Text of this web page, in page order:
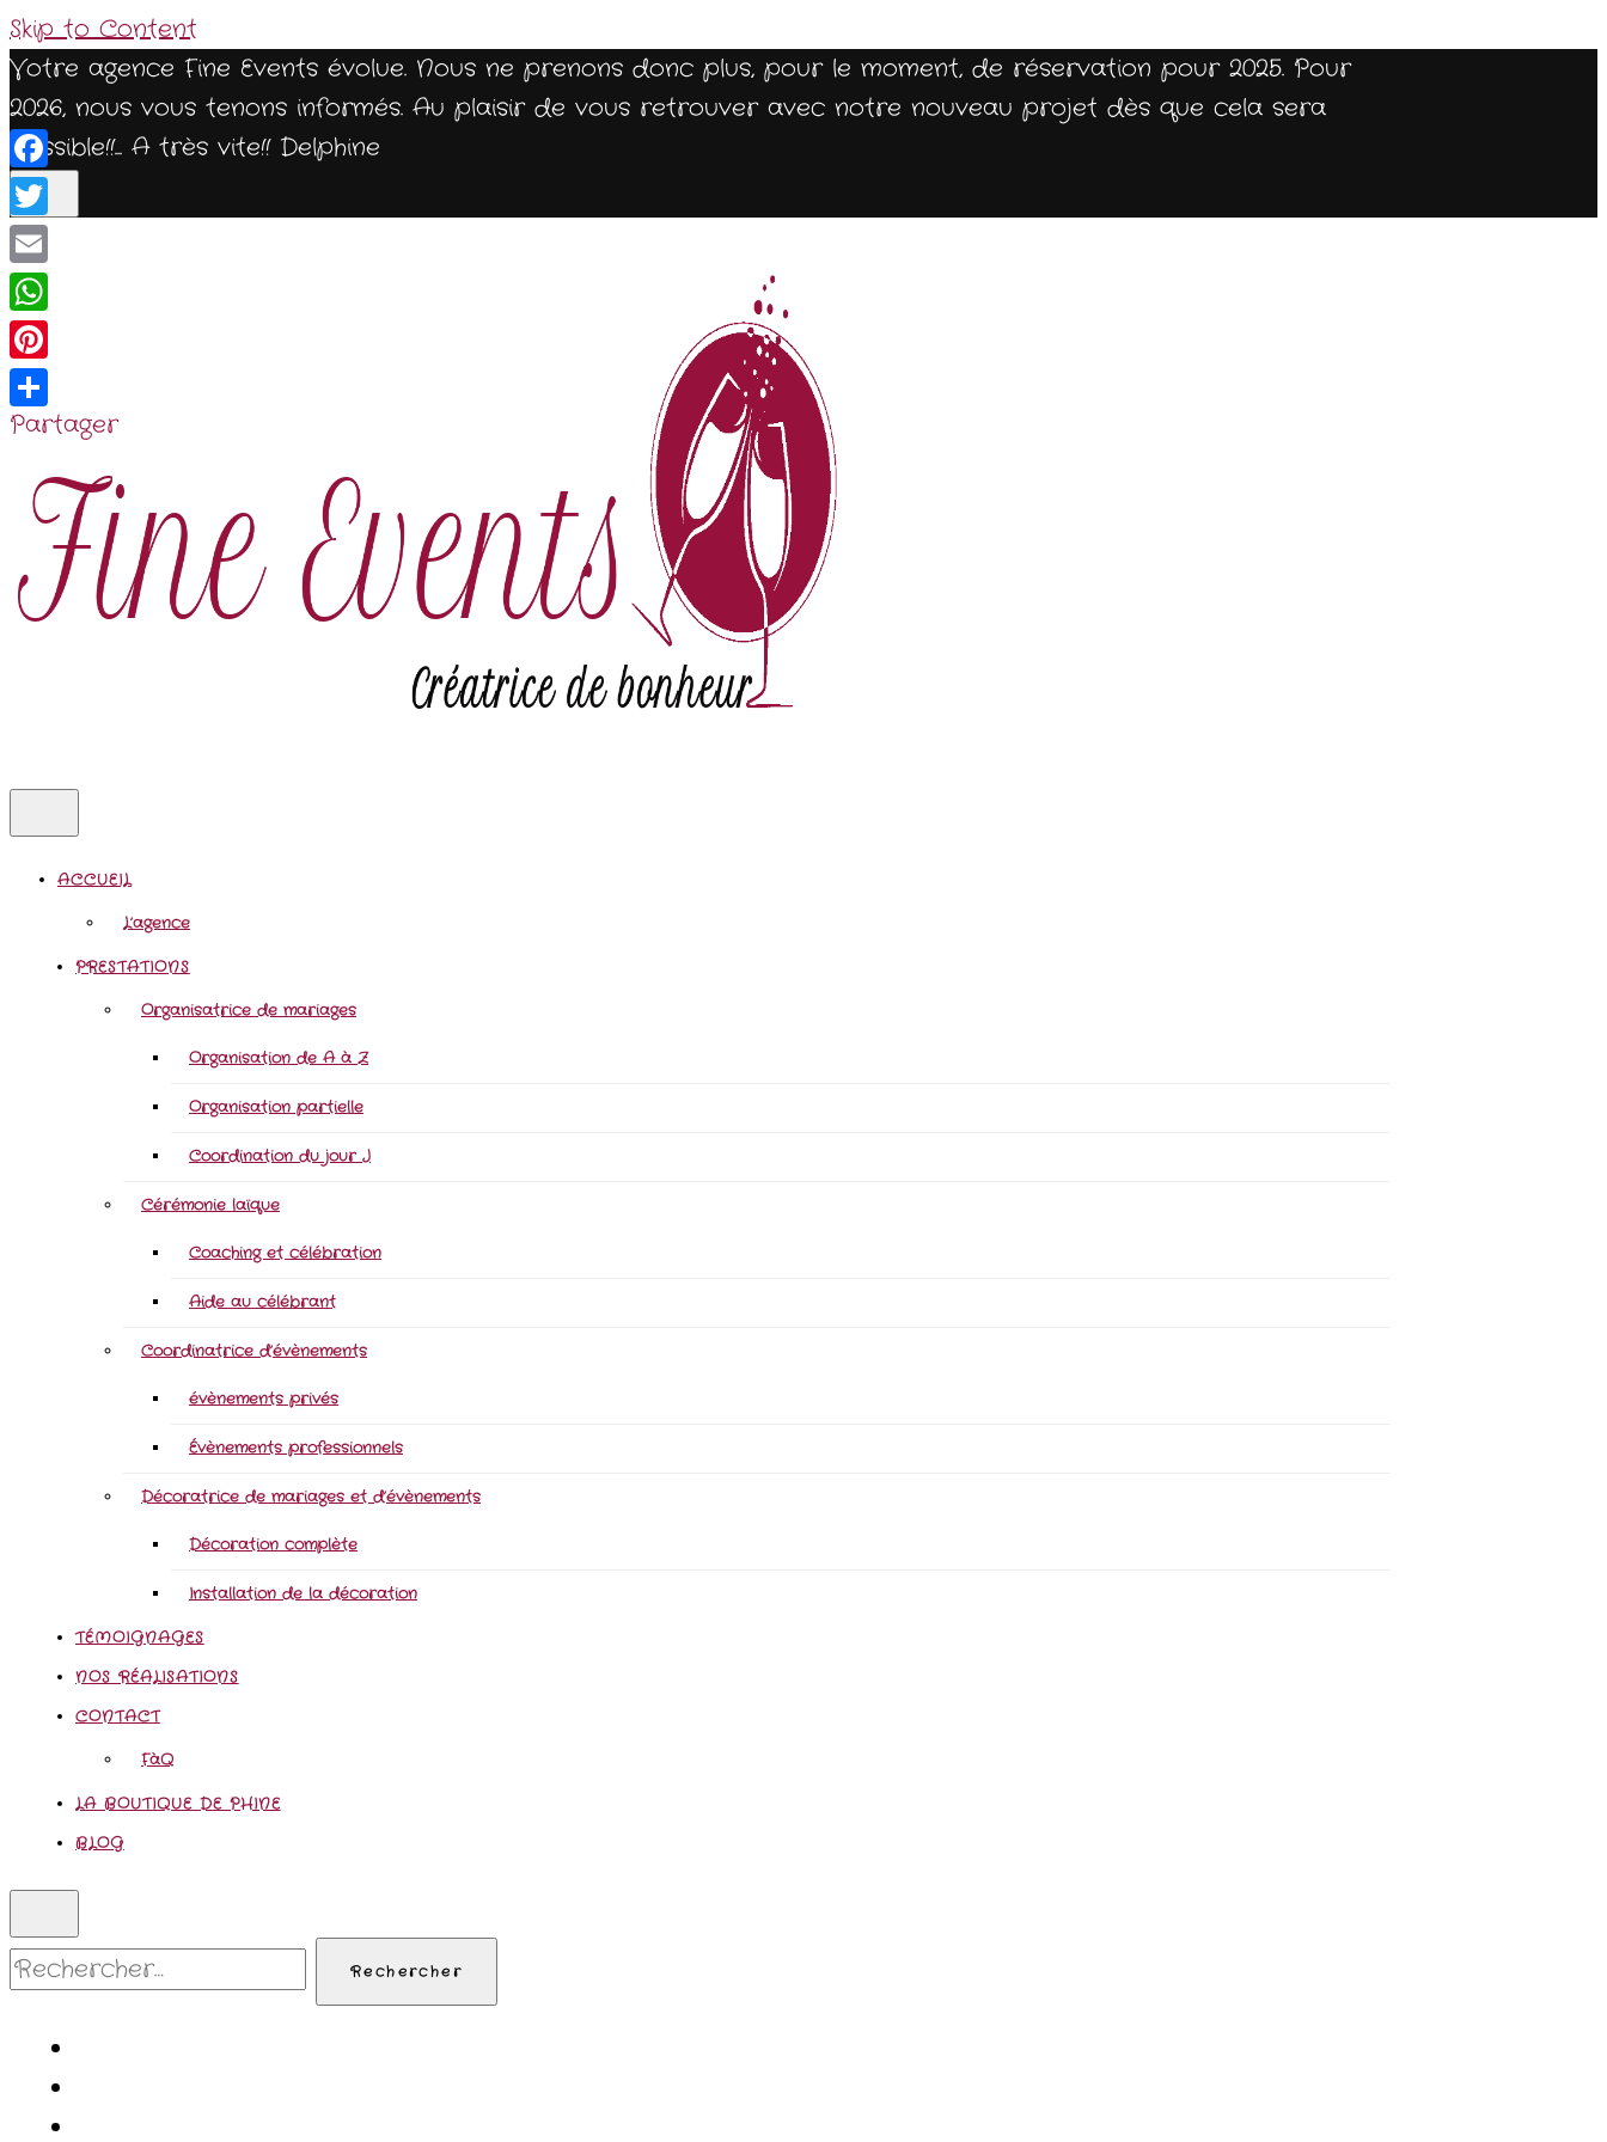
Skip to Content
Votre agence Fine Events évolue. Nous ne prenons donc plus, pour le moment, de réservation pour 2025. Pour
2026, nous vous tenons informés. Au plaisir de vous retrouver avec notre nouveau projet dès que cela sera
possible!!... A très vite!! Delphine
ACCUEIL
L’agence
PRESTATIONS
Organisatrice de mariages
Organisation de A à Z
Organisation partielle
Coordination du jour J
Cérémonie laïque
Coaching et célébration
Aide au célébrant
Coordinatrice d’évènements
évènements privés
Évènements professionnels
Décoratrice de mariages et d’évènements
Décoration complète
Installation de la décoration
TÉMOIGNAGES
NOS RÉALISATIONS
CONTACT
FàQ
LA BOUTIQUE DE PHINE
BLOG
Rechercher :
Facebook
Twitter
Email
WhatsApp
Pinterest
Partager